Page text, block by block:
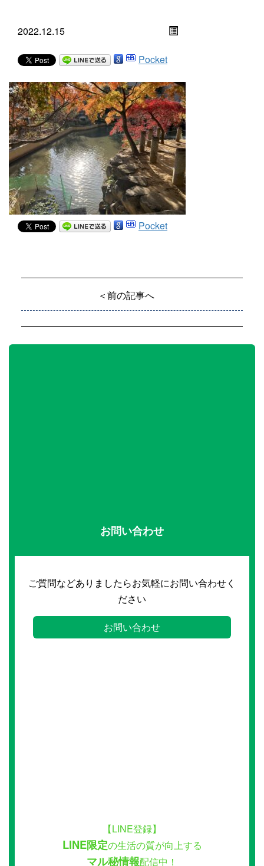
2022.12.15
Pocket
Pocket
＜前の記事へ
お問い合わせ
ご質問などありましたらお気軽にお問い合わせく
ださい
お問い合わせ
【LINE登録】
LINE限定の生活の質が向上する
マル秘情報配信中！